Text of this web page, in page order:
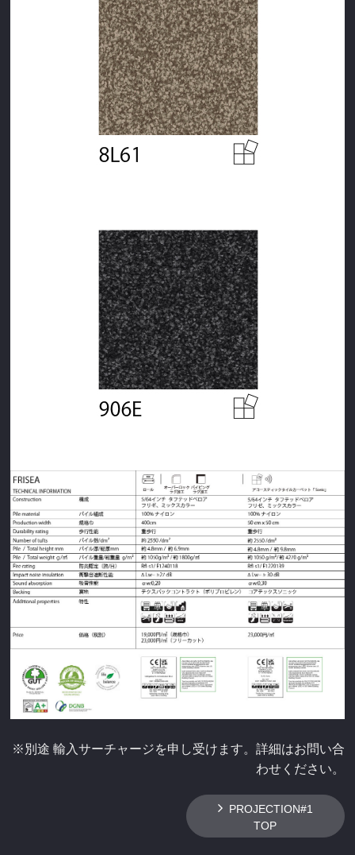
※別途 輸入サーチャージを申し受けます。詳細はお問い合
わせください。
PROJECTION#1
TOP